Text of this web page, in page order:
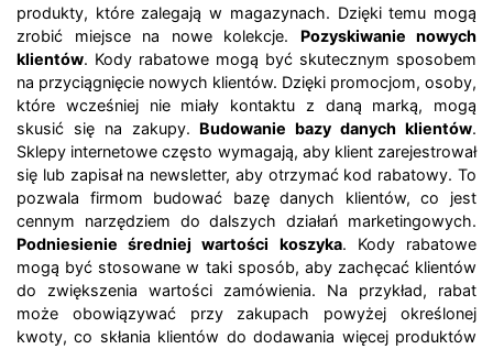
produkty, które zalegają w magazynach. Dzięki temu mogą
zrobić miejsce na nowe kolekcje. Pozyskiwanie nowych
klientów. Kody rabatowe mogą być skutecznym sposobem
na przyciągnięcie nowych klientów. Dzięki promocjom, osoby,
które wcześniej nie miały kontaktu z daną marką, mogą
skusić się na zakupy. Budowanie bazy danych klientów.
Sklepy internetowe często wymagają, aby klient zarejestrował
się lub zapisał na newsletter, aby otrzymać kod rabatowy. To
pozwala firmom budować bazę danych klientów, co jest
cennym narzędziem do dalszych działań marketingowych.
Podniesienie średniej wartości koszyka. Kody rabatowe
mogą być stosowane w taki sposób, aby zachęcać klientów
do zwiększenia wartości zamówienia. Na przykład, rabat
może obowiązywać przy zakupach powyżej określonej
kwoty, co skłania klientów do dodawania więcej produktów